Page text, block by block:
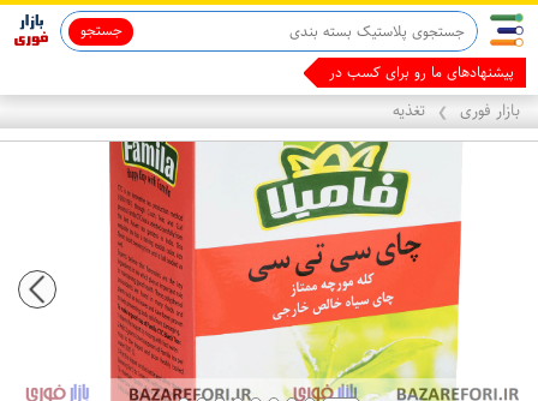
جستجو
پیشنهادهای ما رو برای کسب درآمد ببین
بازار فوری ❯ تغذیه